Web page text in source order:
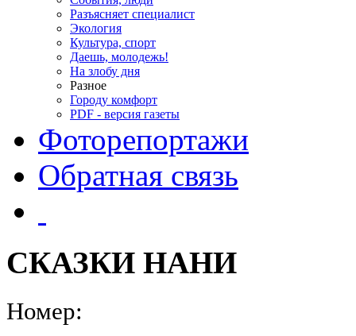
Разъясняет специалист
Экология
Культура, спорт
Даешь, молодежь!
На злобу дня
Разное
Городу комфорт
PDF - версия газеты
Фоторепортажи
Обратная связь
СКАЗКИ НАНИ
Номер: